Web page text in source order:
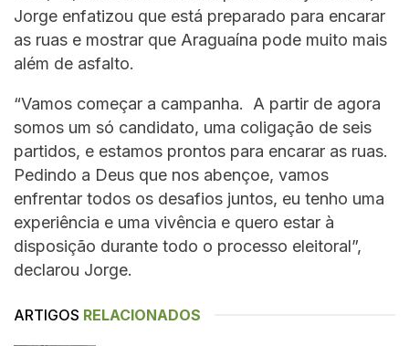
Jorge enfatizou que está preparado para encarar
as ruas e mostrar que Araguaína pode muito mais
além de asfalto.
“Vamos começar a campanha. A partir de agora
somos um só candidato, uma coligação de seis
partidos, e estamos prontos para encarar as ruas.
Pedindo a Deus que nos abençoe, vamos
enfrentar todos os desafios juntos, eu tenho uma
experiência e uma vivência e quero estar à
disposição durante todo o processo eleitoral”,
declarou Jorge.
ARTIGOS RELACIONADOS